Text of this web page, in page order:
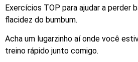
Exercícios TOP para ajudar a perder
flacidez do bumbum.
Acha um lugarzinho aí onde você
treino rápido junto comigo.